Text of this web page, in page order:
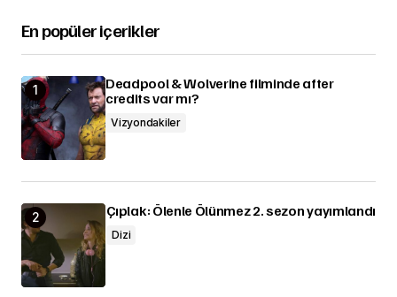
En popüler içerikler
Deadpool & Wolverine filminde after
credits var mı?
Vizyondakiler
Çıplak: Ölenle Ölünmez 2. sezon yayımlandı
Dizi